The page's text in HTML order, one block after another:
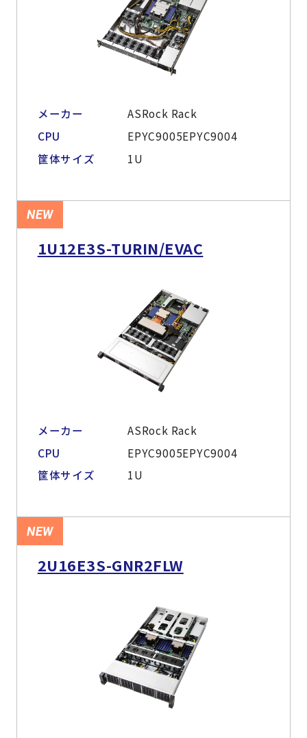
メーカー
ASRock Rack
CPU
EPYC9005EPYC9004
筐体サイズ
1U
NEW
1U12E3S-TURIN/EVAC
メーカー
ASRock Rack
CPU
EPYC9005EPYC9004
筐体サイズ
1U
NEW
2U16E3S-GNR2FLW